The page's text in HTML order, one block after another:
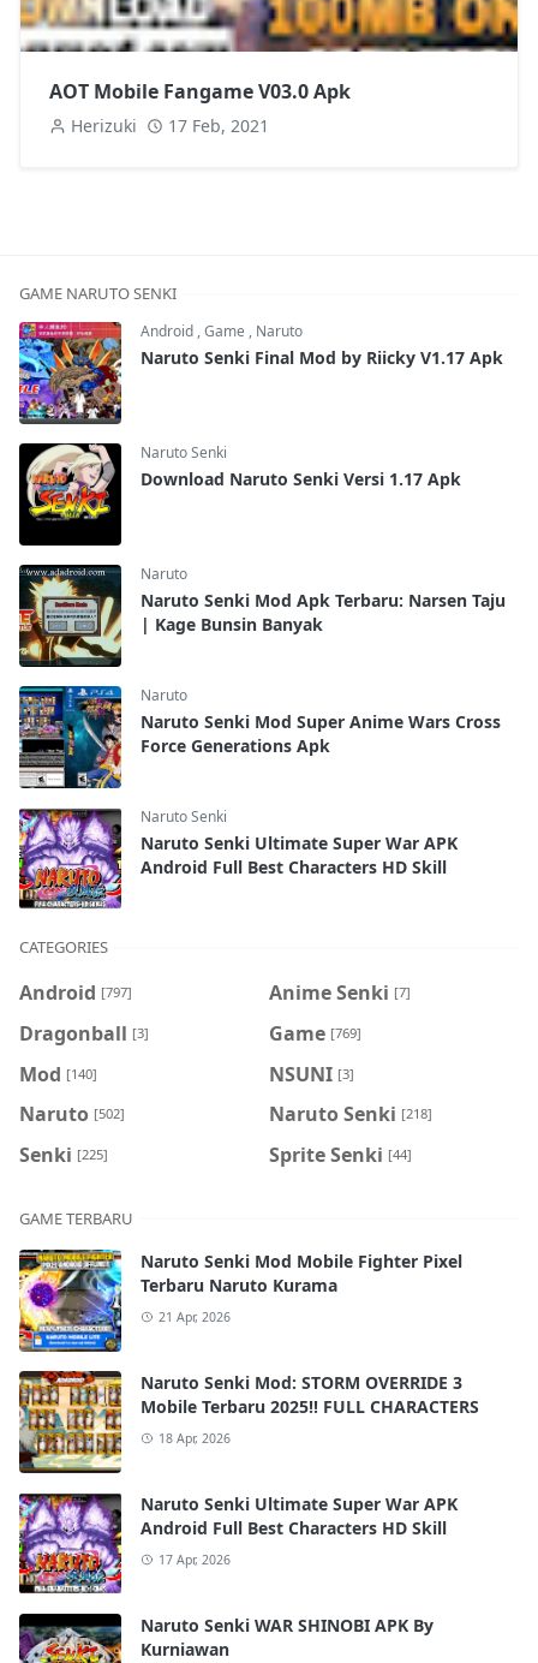
AOT Mobile Fangame V03.0 Apk
Herizuki 17 Feb, 2021
GAME NARUTO SENKI
Android ,Game , Naruto
Naruto Senki Final Mod by Riicky V1.17 Apk
Naruto Senki
Download Naruto Senki Versi 1.17 Apk
Naruto
Naruto Senki Mod Apk Terbaru: Narsen Taju
| Kage Bunsin Banyak
Naruto
Naruto Senki Mod Super Anime Wars Cross
Force Generations Apk
Naruto Senki
Naruto Senki Ultimate Super War APK
Android Full Best Characters HD Skill
CATEGORIES
Android [797] Anime Senki [7]
Dragonball [3] Game [769]
Mod [140] NSUNI [3]
Naruto [502] Naruto Senki [218]
Senki [225] Sprite Senki [44]
GAME TERBARU
Naruto Senki Mod Mobile Fighter Pixel
Terbaru Naruto Kurama
21 Apr, 2026
Naruto Senki Mod: STORM OVERRIDE 3
Mobile Terbaru 2025!! FULL CHARACTERS
18 Apr, 2026
Naruto Senki Ultimate Super War APK
Android Full Best Characters HD Skill
17 Apr, 2026
Naruto Senki WAR SHINOBI APK By
Kurniawan